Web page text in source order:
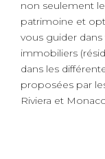
non seulement
patrimoine et
vous guider
immobiliers
dans les
proposées par
Riviera et